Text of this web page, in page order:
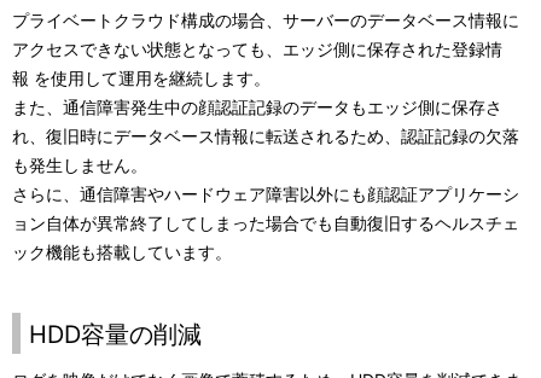
プライベートクラウド構成の場合、サーバーのデータベース情報に
アクセスできない状態となっても、エッジ側に保存された登録情
報 を使用して運用を継続します。
また、通信障害発生中の顔認証記録のデータもエッジ側に保存さ
れ、復旧時にデータベース情報に転送されるため、認証記録の欠落
も発生しません。
さらに、通信障害やハードウェア障害以外にも顔認証アプリケーシ
ョン自体が異常終了してしまった場合でも自動復旧するヘルスチェ
ック機能も搭載しています。
HDD容量の削減